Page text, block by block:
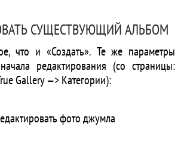
СУЩЕСТВУЮЩИЙ АЛЬБОМ
что и «Создать». Те же параметры
редактирования (со страницы:
Gallery —> Категории):